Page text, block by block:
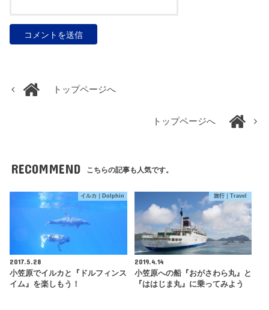
トップページへ
トップページへ
RECOMMEND こちらの記事も人気です。
イルカ｜Dolphin
2017.5.28
小笠原でイルカと『ドルフィンス
イム』を楽しもう！
旅行｜Travel
2019.4.14
小笠原への船『おがさわら丸』と
『ははじま丸』に乗ってみよう